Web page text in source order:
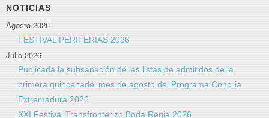
NOTICIAS
Agosto 2026
FESTIVAL PERIFERIAS 2026
Julio 2026
Publicada la subsanación de las listas de admitidos de la
primera quincenadel mes de agosto del Programa Concilia
Extremadura 2026
XXI Festival Transfronterizo Boda Regia 2026